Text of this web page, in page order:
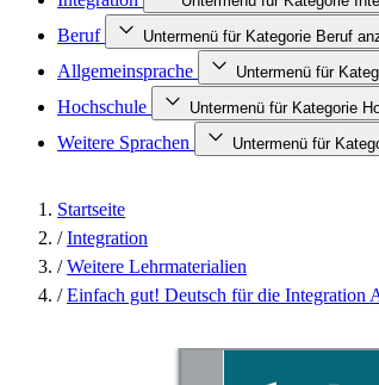
Beruf Untermenü für Kategorie Beruf
Allgemeinsprache Untermenü für
Hochschule Untermenü für Kategorie
Weitere Sprachen Untermenü für
Startseite
/ Integration
/ Weitere Lehrmaterialien
/ Einfach gut! Deutsch für die Integration